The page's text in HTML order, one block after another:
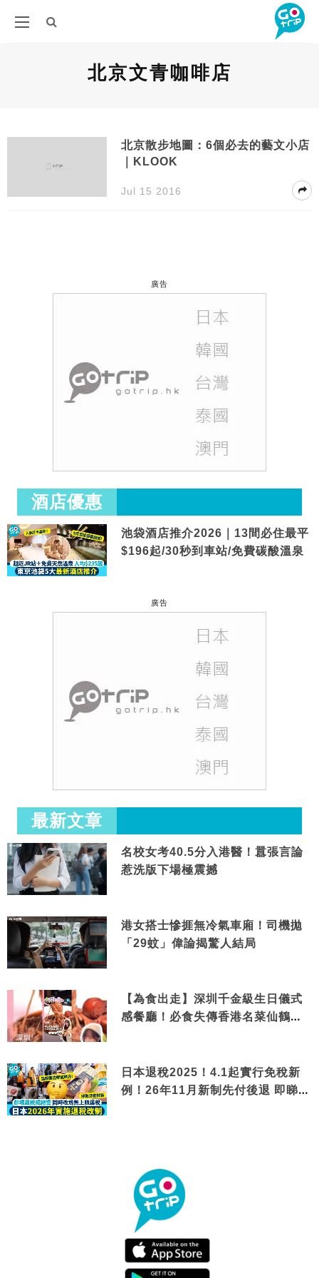
北京文青咖啡店
北京散步地圖：6個必去的藝文小店
｜KLOOK
Jul 15 2016
廣告
酒店優惠
池袋酒店推介2026｜13間必住最平
$196起/30秒到車站/免費碳酸溫泉
廣告
最新文章
名校女考40.5分入港醫！囂張言論
惹洗版下場極震撼
港女搭士慘捱無冷氣車廂！司機拋
「29蚊」偉論揭驚人結局
【為食出走】深圳千金級生日儀式
感餐廳！必食失傳香港名菜仙鶴神
日本退稅2025！4.1起實行免稅新
例！26年11月新制先付後退 即睇步